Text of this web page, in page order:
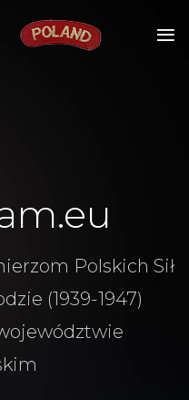
Polskich Sił
(1939-1947)